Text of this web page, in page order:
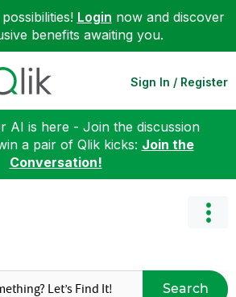
Login now and discover
benefits awaiting you.
Sign In / Register
AI is here - Join the discussion
a pair of Qlik kicks: Join the
Conversation!
Search